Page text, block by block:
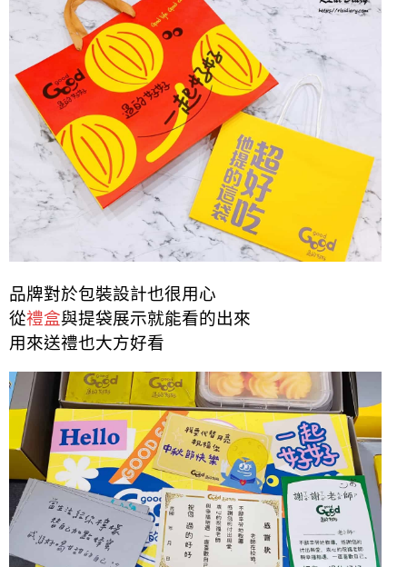
品牌對於包裝設計也很用心
從禮盒與提袋展示就能看的出來
用來送禮也大方好看